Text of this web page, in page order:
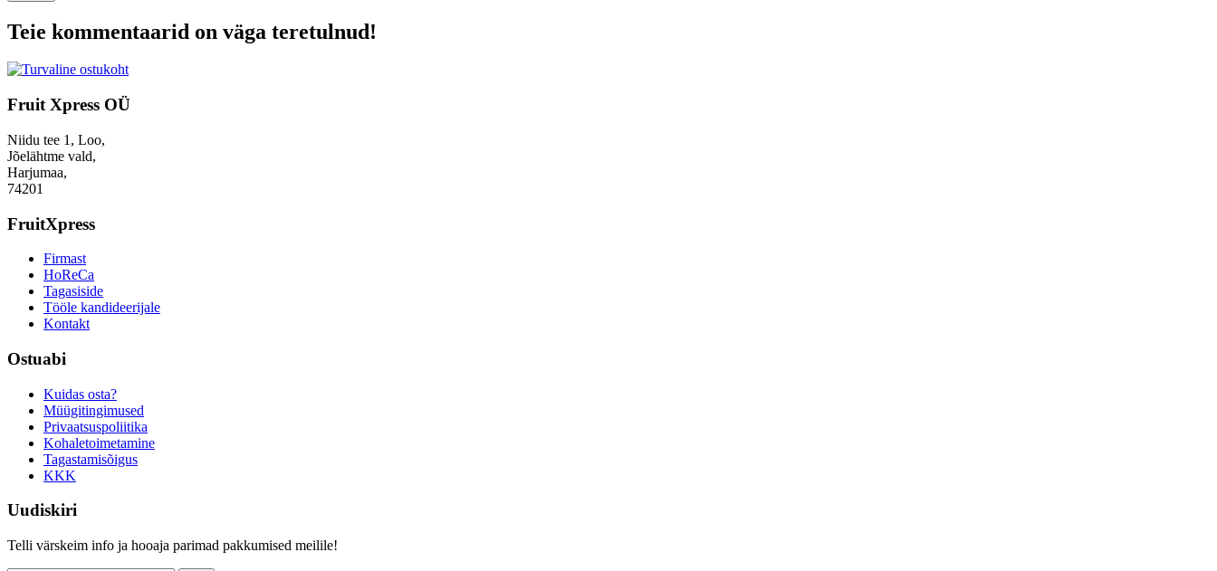
Teie kommentaarid on väga teretulnud!
Fruit Xpress OÜ
Niidu tee 1, Loo,
Jõelähtme vald,
Harjumaa,
74201
FruitXpress
Firmast
HoReCa
Tagasiside
Tööle kandideerijale
Kontakt
Ostuabi
Kuidas osta?
Müügitingimused
Privaatsuspoliitika
Kohaletoimetamine
Tagastamisõigus
KKK
Uudiskiri
Telli värskeim info ja hooaja parimad pakkumised meilile!